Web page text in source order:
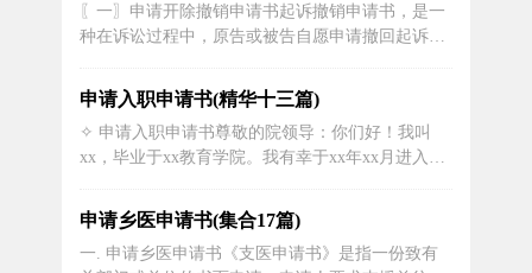
塘，解决了当时头等“三大难”的交通问题，通电问
题，农田灌溉...
〖一〗申请开除撤销申请书起诉撤销申请书，是一
种在诉讼过程中，原告或被告自愿申请撤回起诉或
事人的合法权益，有利于当事人之间的和解，减轻
法院工作压力，缩短案件流程，提高司法效率。
一、起诉撤销申请书的法律依据《中华人民共和国
民事诉讼法》规定：当事人在诉讼过程中，...
申请入职申请书(精华十三篇)
✧ 申请入职申请书尊敬的院领导：你们好！我叫
xx，毕业于xx教育学院。我有幸于xx年xx月进入妇
到了各位院领导、老师及同仁们无微不至的关怀、
教育与指导，使我迅速地成长起来，很快由对这项
陌生而又生疏的工作转变为对它的热爱与向往。因
申请乡医申请书(集合17篇)
一. 申请乡医申请书《支医申请书》是指一份致有